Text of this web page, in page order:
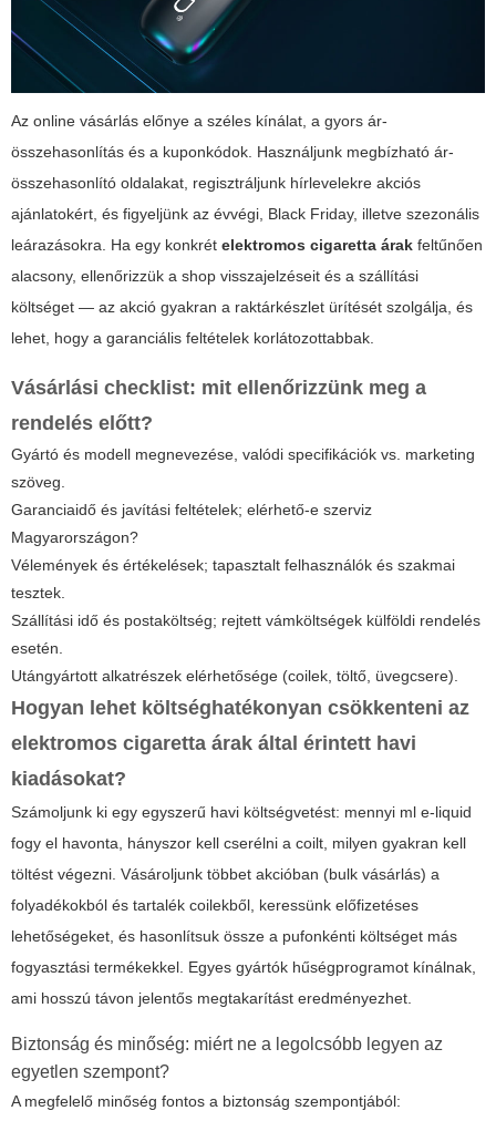
Az online vásárlás előnye a széles kínálat, a gyors ár-
összehasonlítás és a kuponkódok. Használjunk megbízható ár-
összehasonlító oldalakat, regisztráljunk hírlevelekre akciós
ajánlatokért, és figyeljünk az évvégi, Black Friday, illetve szezonális
leárazásokra. Ha egy konkrét elektromos cigaretta árak feltűnően
alacsony, ellenőrizzük a shop visszajelzéseit és a szállítási
költséget — az akció gyakran a raktárkészlet ürítését szolgálja, és
lehet, hogy a garanciális feltételek korlátozottabbak.
Vásárlási checklist: mit ellenőrizzünk meg a
rendelés előtt?
Gyártó és modell megnevezése, valódi specifikációk vs. marketing
szöveg.
Garanciaidő és javítási feltételek; elérhető-e szerviz
Magyarországon?
Vélemények és értékelések; tapasztalt felhasználók és szakmai
tesztek.
Szállítási idő és postaköltség; rejtett vámköltségek külföldi rendelés
esetén.
Utángyártott alkatrészek elérhetősége (coilek, töltő, üvegcsere).
Hogyan lehet költséghatékonyan csökkenteni az
elektromos cigaretta árak által érintett havi
kiadásokat?
Számoljunk ki egy egyszerű havi költségvetést: mennyi ml e-liquid
fogy el havonta, hányszor kell cserélni a coilt, milyen gyakran kell
töltést végezni. Vásároljunk többet akcióban (bulk vásárlás) a
folyadékokból és tartalék coilekből, keressünk előfizetéses
lehetőségeket, és hasonlítsuk össze a pufonkénti költséget más
fogyasztási termékekkel. Egyes gyártók hűségprogramot kínálnak,
ami hosszú távon jelentős megtakarítást eredményezhet.
Biztonság és minőség: miért ne a legolcsóbb legyen az
egyetlen szempont?
A megfelelő minőség fontos a biztonság szempontjából: